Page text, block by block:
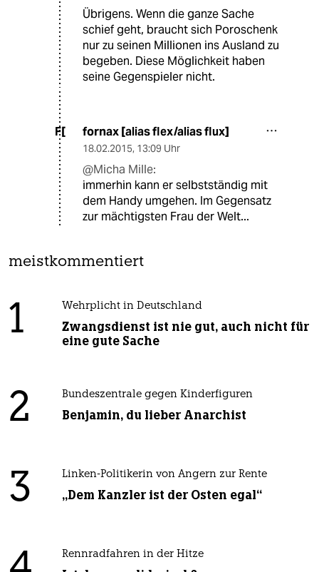
Übrigens. Wenn die ganze Sache
schief geht, braucht sich Poroschenk
nur zu seinen Millionen ins Ausland zu
begeben. Diese Möglichkeit haben
seine Gegenspieler nicht.
F[ fornax [alias flex/alias flux]
18.02.2015, 13:09 Uhr
@Micha Mille:
immerhin kann er selbstständig mit
dem Handy umgehen. Im Gegensatz
zur mächtigsten Frau der Welt...
meistkommentiert
1 Wehrplicht in Deutschland
Zwangsdienst ist nie gut, auch nicht für
eine gute Sache
2 Bundeszentrale gegen Kinderfiguren
Benjamin, du lieber Anarchist
3 Linken-Politikerin von Angern zur Rente
„Dem Kanzler ist der Osten egal“
Rennradfahren in der Hitze